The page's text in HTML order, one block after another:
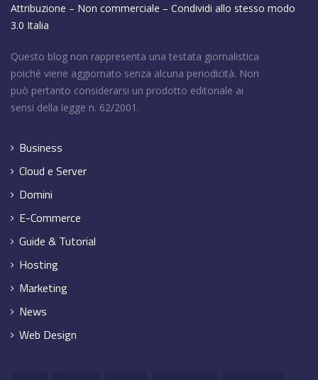
Attribuzione – Non commerciale – Condividi allo stesso modo
3.0 Italia
Questo blog non rappresenta una testata giornalistica
poiché viene aggiornato senza alcuna periodicità. Non
può pertanto considerarsi un prodotto editoriale ai
sensi della legge n. 62/2001.
Business
Cloud e Server
Domini
E-Commerce
Guide & Tutorial
Hosting
Marketing
News
Web Design